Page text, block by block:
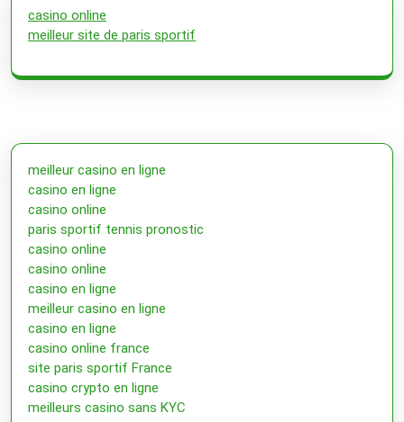
casino online
meilleur site de paris sportif
meilleur casino en ligne
casino en ligne
casino online
paris sportif tennis pronostic
casino online
casino online
casino en ligne
meilleur casino en ligne
casino en ligne
casino online france
site paris sportif France
casino crypto en ligne
meilleurs casino sans KYC